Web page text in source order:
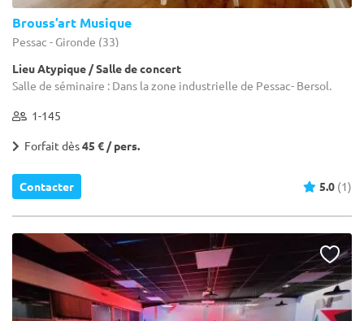
Brouss’art Musique
Pessac - Gironde (33)
Lieu Atypique / Salle de concert
Salle de séminaire : Dans la zone industrielle de Pessac- Bersol.
1-145
Forfait dès45 € / pers.
Contacter 5.0 (1)